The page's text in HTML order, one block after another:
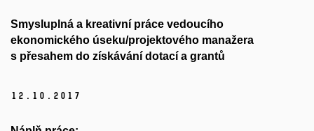
Smysluplná a kreativní práce vedoucího
ekonomického úseku/projektového manažera
s přesahem do získávání dotací a grantů
12. 10. 2017